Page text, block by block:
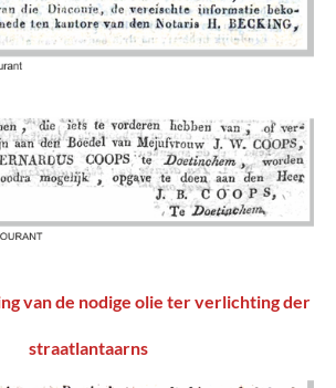
van de nodige olie ter verlichting der
straatlantaarns